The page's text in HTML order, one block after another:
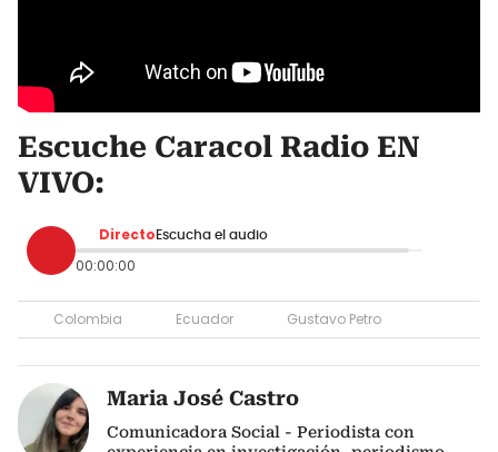
Escuche Caracol Radio EN
VIVO:
Directo Escucha el audio
00:00:00
Colombia Ecuador Gustavo Petro
Maria José Castro
Comunicadora Social - Periodista con